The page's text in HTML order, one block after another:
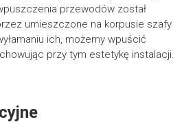
przewodów został
umieszczone na korpusie szafy
ich, możemy wpuścić
przy tym estetykę instalacji.
katalogowa 209.29KB
POBIERZ